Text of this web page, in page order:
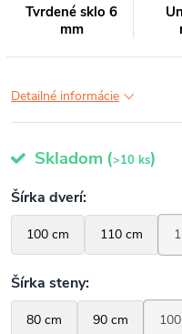
Tvrdené sklo 6
mm
Detailné informácie
Skladom (>10 ks)